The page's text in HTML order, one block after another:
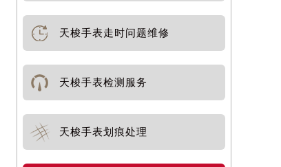
天梭手表走时问题维修
天梭手表检测服务
天梭手表划痕处理